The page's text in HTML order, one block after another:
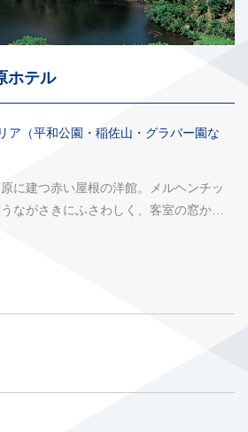
ホテル
ア（平和公園・稲佐山・グラバー園な
に建つ赤い屋根の洋館。メルヘンチッ
ながさきにふさわしく、客室の窓から